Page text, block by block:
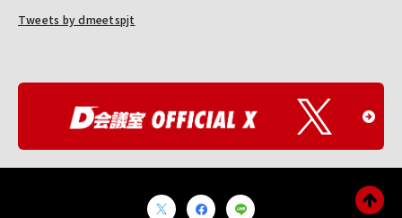
Tweets by dmeetspjt
F
I